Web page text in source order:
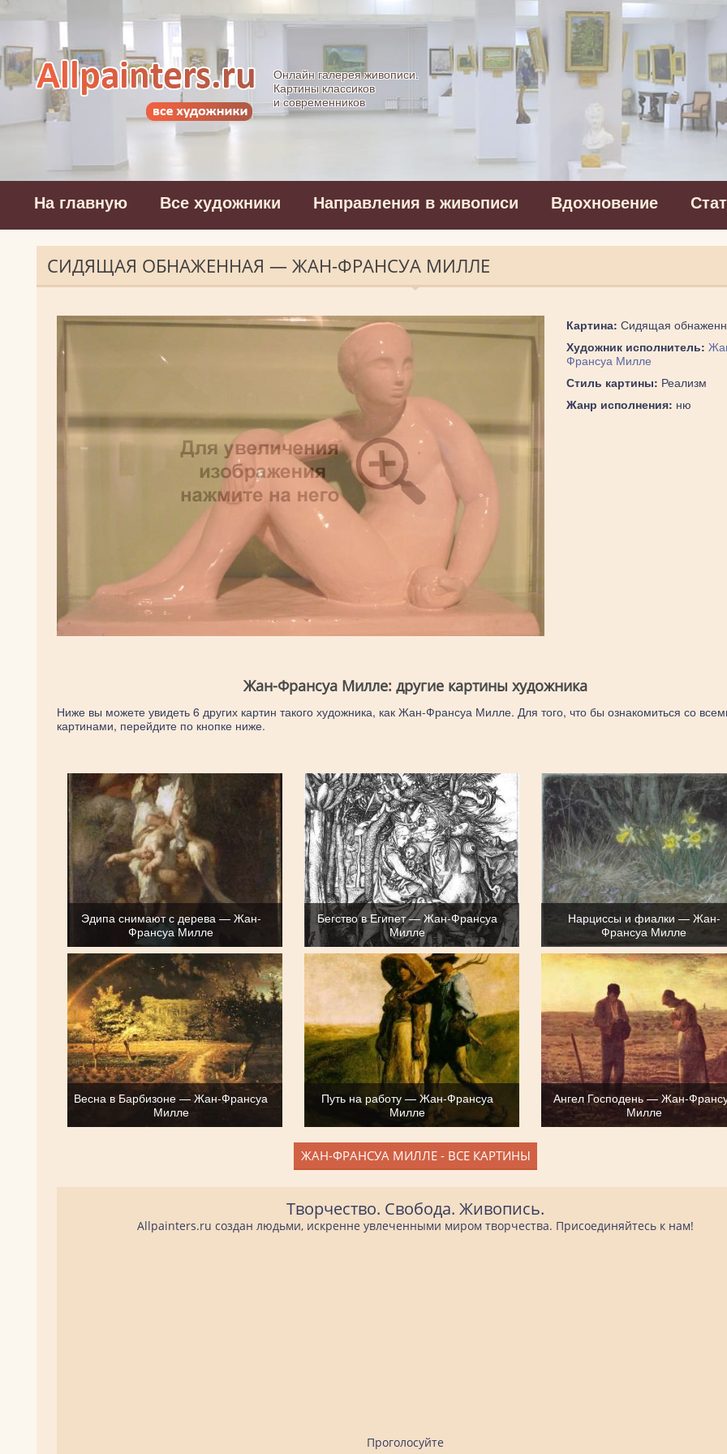
Allpainters.ru - картинная галерея
Онлайн галерея живописи.
Картины классиков
и современников
На главную Все художники Направления в живописи Вдохновение
СИДЯЩАЯ ОБНАЖЕННАЯ — ЖАН-ФРАНСУА МИЛЛЕ
Картина: Сидящая
Художник исполнитель:
Франсуа Милле
Стиль картины: Реализм
Жанр исполнения: ню
Жан-Франсуа Милле: другие картины художника
Ниже вы можете увидеть 6 других картин такого художника, как Жан-Франсуа Милле. Для того, что бы ознакомиться со
картинами, перейдите по кнопке ниже.
Эдипа снимают с дерева — Жан-
Франсуа Милле
Бегство в Египет — Жан-Франсуа
Милле
Нарциссы и фиалки — Жан-
Франсуа Милле
Весна в Барбизоне — Жан-Франсуа
Милле
Путь на работу — Жан-Франсуа
Милле
Ангел Господень — Жан-
Милле
ЖАН-ФРАНСУА МИЛЛЕ - ВСЕ КАРТИНЫ
Творчество. Свобода. Живопись.
Allpainters.ru создан людьми, искренне увлеченными миром творчества. Присоединяйтесь к нам!
Проголосуйте